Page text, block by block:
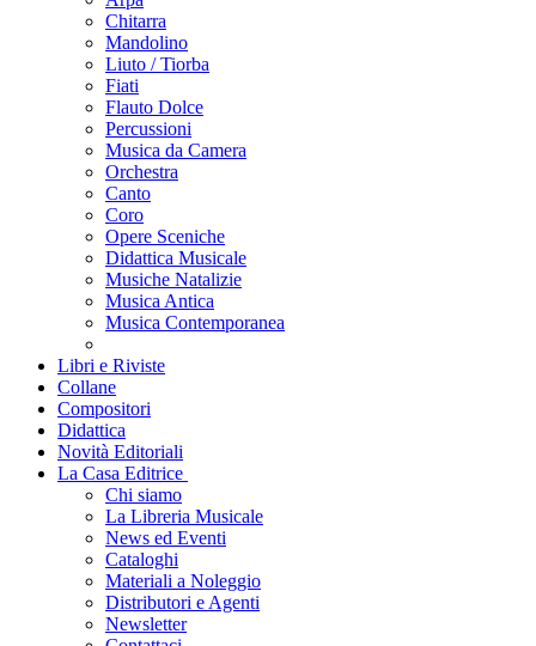
Chitarra
Mandolino
Liuto / Tiorba
Fiati
Flauto Dolce
Percussioni
Musica da Camera
Orchestra
Canto
Coro
Opere Sceniche
Didattica Musicale
Musiche Natalizie
Musica Antica
Musica Contemporanea
Libri e Riviste
Collane
Compositori
Didattica
Novità Editoriali
La Casa Editrice
Chi siamo
La Libreria Musicale
News ed Eventi
Cataloghi
Materiali a Noleggio
Distributori e Agenti
Newsletter